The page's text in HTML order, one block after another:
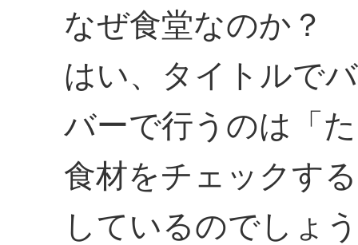
なぜ食堂なのか？
はい、タイトルで
バーで行うのは「
食材をチェックす
しているのでしょ